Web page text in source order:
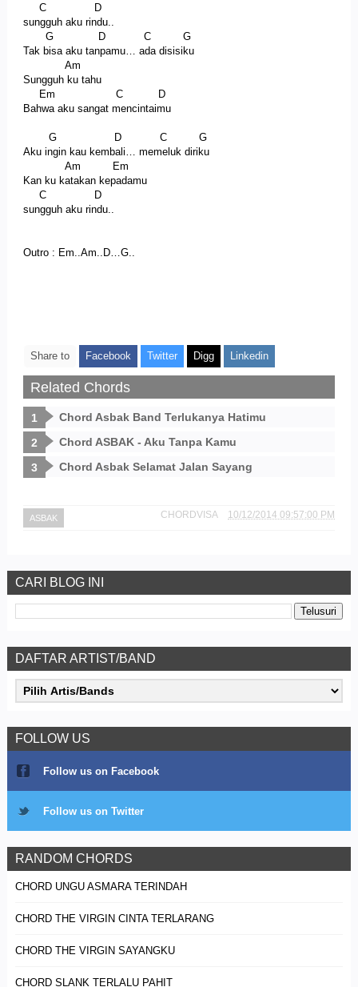
C D
sungguh aku rindu..
G D C G
Tak bisa aku tanpamu… ada disisiku
Am
Sungguh ku tahu
Em C D
Bahwa aku sangat mencintaimu
G D C G
Aku ingin kau kembali… memeluk diriku
Am Em
Kan ku katakan kepadamu
C D
sungguh aku rindu..
Outro : Em..Am..D…G..
Share to Facebook Twitter Digg Linkedin
Related Chords
Chord Asbak Band Terlukanya Hatimu
Chord ASBAK - Aku Tanpa Kamu
Chord Asbak Selamat Jalan Sayang
ASBAK CHORDVISA 10/12/2014 09:57:00 PM
CARI BLOG INI
DAFTAR ARTIST/BAND
FOLLOW US
Follow us on Facebook
Follow us on Twitter
RANDOM CHORDS
CHORD UNGU ASMARA TERINDAH
CHORD THE VIRGIN CINTA TERLARANG
CHORD THE VIRGIN SAYANGKU
CHORD SLANK TERLALU PAHIT